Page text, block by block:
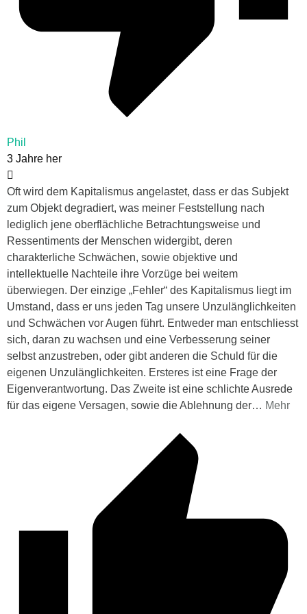
Phil
3 Jahre her
Oft wird dem Kapitalismus angelastet, dass er das Subjekt
zum Objekt degradiert, was meiner Feststellung nach
lediglich jene oberflächliche Betrachtungsweise und
Ressentiments der Menschen widergibt, deren
charakterliche Schwächen, sowie objektive und
intellektuelle Nachteile ihre Vorzüge bei weitem
überwiegen. Der einzige „Fehler“ des Kapitalismus liegt im
Umstand, dass er uns jeden Tag unsere Unzulänglichkeiten
und Schwächen vor Augen führt. Entweder man entschliesst
sich, daran zu wachsen und eine Verbesserung seiner
selbst anzustreben, oder gibt anderen die Schuld für die
eigenen Unzulänglichkeiten. Ersteres ist eine Frage der
Eigenverantwortung. Das Zweite ist eine schlichte Ausrede
für das eigene Versagen, sowie die Ablehnung der… Mehr